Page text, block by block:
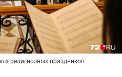
религиозных праздников